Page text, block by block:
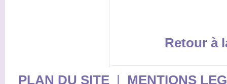
Retour à
PLAN DU SITE| MENTIONS